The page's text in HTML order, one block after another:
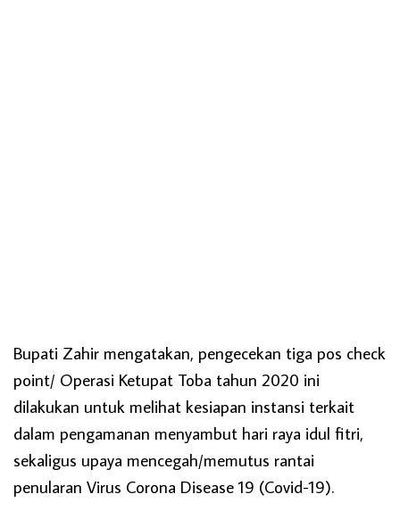
Bupati Zahir mengatakan, pengecekan tiga pos check
point/ Operasi Ketupat Toba tahun 2020 ini
dilakukan untuk melihat kesiapan instansi terkait
dalam pengamanan menyambut hari raya idul fitri,
sekaligus upaya mencegah/memutus rantai
penularan Virus Corona Disease 19 (Covid-19).